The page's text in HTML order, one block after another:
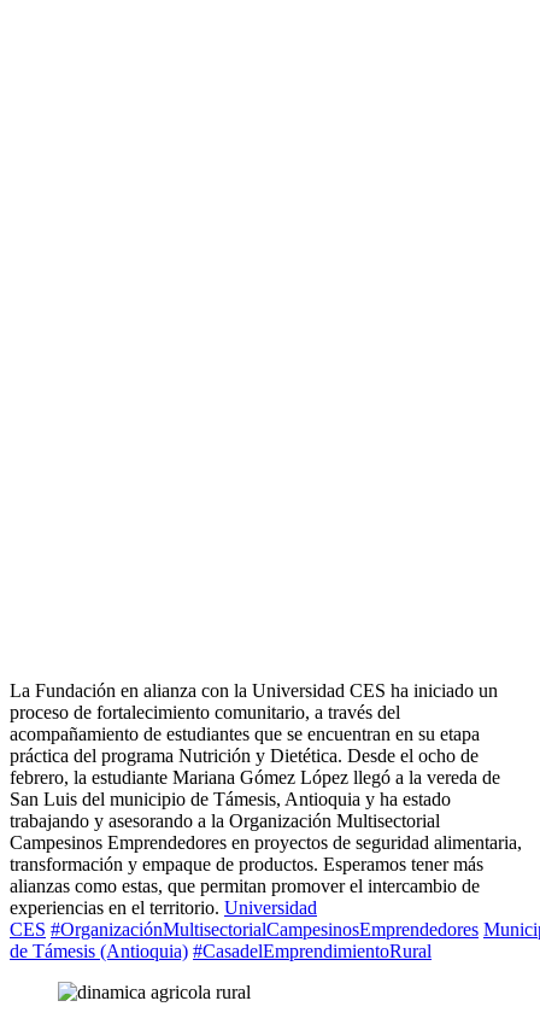
La Fundación en alianza con la Universidad CES ha iniciado un
proceso de fortalecimiento comunitario, a través del
acompañamiento de estudiantes que se encuentran en su etapa
práctica del programa Nutrición y Dietética. Desde el ocho de
febrero, la estudiante Mariana Gómez López llegó a la vereda de
San Luis del municipio de Támesis, Antioquia y ha estado
trabajando y asesorando a la Organización Multisectorial
Campesinos Emprendedores en proyectos de seguridad alimentaria,
transformación y empaque de productos. Esperamos tener más
alianzas como estas, que permitan promover el intercambio de
experiencias en el territorio. Universidad
CES #OrganizaciónMultisectorialCampesinosEmprendedores
de Támesis (Antioquia) #CasadelEmprendimientoRural